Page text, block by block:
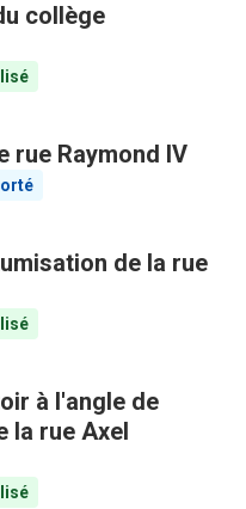
collège
rue Raymond IV
de la rue
à l'angle de
la rue Axel